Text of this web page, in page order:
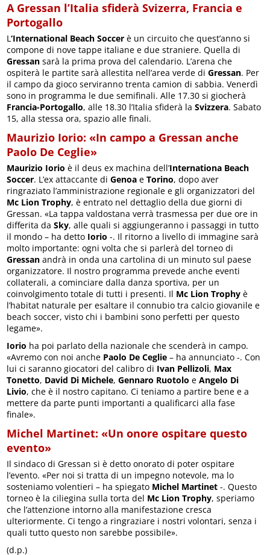
A Gressan l’Italia sfiderà Svizerra, Francia e
Portogallo
L‘International Beach Soccer è un circuito che quest’anno si
compone di nove tappe italiane e due straniere. Quella di
Gressan sarà la prima prova del calendario. L’arena che
ospiterà le partite sarà allestita nell’area verde diGressan. Per
il campo da gioco serviranno trenta camion di sabbia. Venerdì
sono in programma le due semifinali. Alle 17.30 si giocherà
Francia-Portogallo, alle 18.30 l’Italia sfiderà laSvizzera. Sabato
15, alla stessa ora, spazio alle finali.
Maurizio Iorio: «In campo a Gressan anche
Paolo De Ceglie»
Maurizio Iorio è il deus ex machina dell’Internationa Beach
Soccer. L’ex attaccante diGenoa eTorino, dopo aver
ringraziato l’amministrazione regionale e gli organizzatori del
Mc Lion Trophy, è entrato nel dettaglio della due giorni di
Gressan. «La tappa valdostana verrà trasmessa per due ore in
differita daSky, alle quali si aggiungeranno i passaggi in tutto
il mondo – ha detto Iorio -. Il ritorno a livello di immagine sarà
molto importante: ogni volta che si parlerà del torneo di
Gressan andrà in onda una cartolina di un minuto sul paese
organizzatore. Il nostro programma prevede anche eventi
collaterali, a cominciare dalla danza sportiva, per un
coinvolgimento totale di tutti i presenti. Il Mc Lion Trophy è
l’habitat naturale per esaltare il connubio tra calcio giovanile e
beach soccer, visto chi i bambini sono perfetti per questo
legame».
Iorio ha poi parlato della nazionale che scenderà in campo.
«Avremo con noi anche Paolo De Ceglie – ha annunciato -. Con
lui ci saranno giocatori del calibro di Ivan Pellizoli, Max
Tonetto, David Di Michele,Gennaro Ruotolo eAngelo Di
Livio, che è il nostro capitano. Ci teniamo a partire bene e a
mettere da parte punti importanti a qualificarci alla fase
finale».
Michel Martinet: «Un onore ospitare questo
evento»
Il sindaco di Gressan si è detto onorato di poter ospitare
l’evento. «Per noi si tratta di un impegno notevole, ma lo
sosteniamo volentieri – ha spiegato Michel Martinet -. Questo
torneo è la ciliegina sulla torta del Mc Lion Trophy, speriamo
che l’attenzione intorno alla manifestazione cresca
ulteriormente. Ci tengo a ringraziare i nostri volontari, senza i
quali tutto questo non sarebbe possibile».
(d.p.)